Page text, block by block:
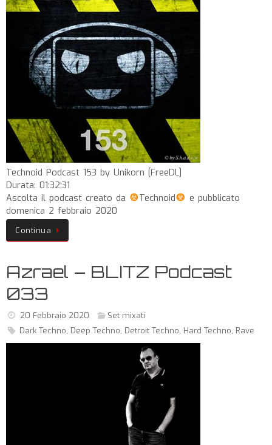
Technoid Podcast 153 by Unikorn [FreeDL]
Durata: 01:32:31
Ascolta il podcast creato da
Technoid
e pubblicato
domenica 2 febbraio 2020
Continua
Azrael – BLITZ Podcast
033
20 Febbraio 2020
Set mixati
Dark Techno, Deep Techno, Detroit Techno, Hard Techno, Rave